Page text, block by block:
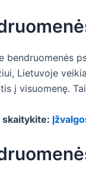
bendruomenės
Lietuvoje
į visuomenę.
skaitykite: